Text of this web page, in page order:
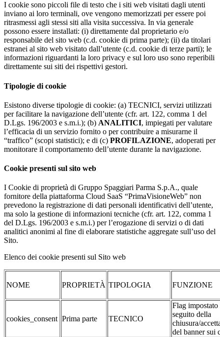
I cookie sono piccoli file di testo che i siti web visitati dagli utenti
inviano ai loro terminali, ove vengono memorizzati per essere poi
ritrasmessi agli stessi siti alla visita successiva. In via generale
possono essere installati: (i) direttamente dal proprietario e/o
responsabile del sito web (c.d. cookie di prima parte); (ii) da titolari
estranei al sito web visitato dall’utente (c.d. cookie di terze parti); le
informazioni riguardanti la loro privacy e sul loro uso sono reperibili
direttamente sui siti dei rispettivi gestori.
Tipologie di cookie
Esistono diverse tipologie di cookie: (a) TECNICI, servizi utilizzati
per facilitare la navigazione dell’utente (cfr. art. 122, comma 1 del
D.Lgs. 196/2003 e s.m.i.); (b) ANALITICI, impiegati per valutare
l’efficacia di un servizio fornito o per contribuire a misurarne il
“traffico” (scopi statistici); e di (c) PROFILAZIONE, adoperati per
monitorare il comportamento dell’utente durante la navigazione.
Cookie presenti sul sito web
I Cookie di proprietà di Gruppo Spaggiari Parma S.p.A., quale
fornitore della piattaforma Cloud SaaS “PrimaVisioneWeb” non
prevedono la registrazione di dati personali identificativi dell’utente,
ma solo la gestione di informazioni tecniche (cfr. art. 122, comma 1
del D.Lgs. 196/2003 e s.m.i.) per l’erogazione di servizi o di dati
analitici anonimi al fine di elaborare statistiche aggregate sull’uso del
Sito.
Elenco dei cookie presenti sul Sito web
NOME PROPRIETÀ TIPOLOGIA FUNZIONE
cookies_consent Prima parte TECNICO
Flag impostato
seguito della
chiusura/
del banner sui